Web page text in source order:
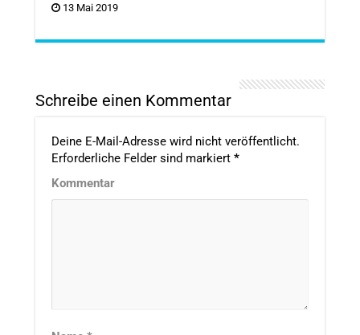
13 Mai 2019
Schreibe einen Kommentar
Deine E-Mail-Adresse wird nicht veröffentlicht.
Erforderliche Felder sind markiert *
Kommentar